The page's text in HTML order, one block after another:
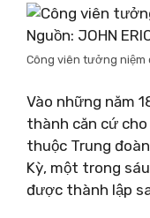
Nguồn: JOHN
Công viên tưởng niệm
Vào những năm
thành căn cứ
thuộc Trung
Kỳ, một trong
được thành lập